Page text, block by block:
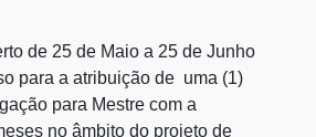
de 25 de Maio a 25 de Junho
para a atribuição de uma (1)
para Mestre com a
no âmbito do projeto de